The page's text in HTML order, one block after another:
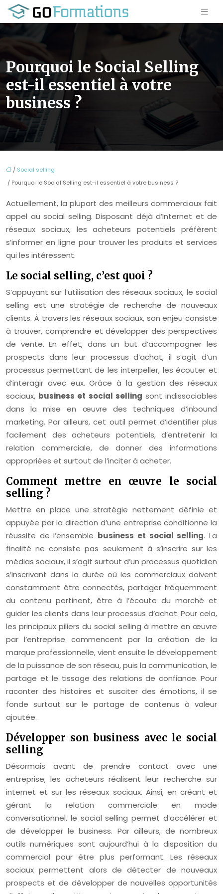
Pourquoi le Social Selling
est-il essentiel à votre
business ?
/ Social selling
/ Pourquoi le Social Selling est-il essentiel à votre business ?
Actuellement, la plupart des meilleurs commerciaux fait
appel au social selling. Disposant déjà d’Internet et de
réseaux sociaux, les acheteurs potentiels préfèrent
s’informer en ligne pour trouver les produits et services
qui les intéressent.
Le social selling, c’est quoi ?
S’appuyant sur l’utilisation des réseaux sociaux, le social
selling est une stratégie de recherche de nouveaux
clients. À travers les réseaux sociaux, son enjeu consiste
à trouver, comprendre et développer des perspectives
de vente. En effet, dans un but d’accompagner les
prospects dans leur processus d’achat, il s’agit d’un
processus permettant de les interpeller, les écouter et
d’interagir avec eux. Grâce à la gestion des réseaux
sociaux, business et social selling sont indissociables
dans la mise en œuvre des techniques d’inbound
marketing. Par ailleurs, cet outil permet d’identifier plus
facilement des acheteurs potentiels, d’entretenir la
relation commerciale, de donner des informations
appropriées et surtout de l’inciter à acheter.
Comment mettre en œuvre le social
selling ?
Mettre en place une stratégie nettement définie et
appuyée par la direction d’une entreprise conditionne la
réussite de l’ensemble business et social selling. La
finalité ne consiste pas seulement à s’inscrire sur les
médias sociaux, il s’agit surtout d’un processus quotidien
s’inscrivant dans la durée où les commerciaux doivent
constamment être connectés, partager fréquemment
du contenu pertinent, être à l’écoute du marché et
guider les clients dans leur processus d’achat. Pour cela,
les principaux piliers du social selling à mettre en œuvre
par l’entreprise commencent par la création de la
marque professionnelle, vient ensuite le développement
de la puissance de son réseau, puis la communication, le
partage et le tissage des relations de confiance. Pour
raconter des histoires et susciter des émotions, il se
fonde surtout sur le partage de contenus à valeur
ajoutée.
Développer son business avec le social
selling
Désormais avant de prendre contact avec une
entreprise, les acheteurs réalisent leur recherche sur
internet et sur les réseaux sociaux. Ainsi, en créant et
gérant la relation commerciale en mode
conversationnel, le social selling permet d’accélérer et
de développer le business. Par ailleurs, de nombreux
outils numériques sont aujourd’hui à la disposition du
commercial pour être plus performant. Les réseaux
sociaux permettent alors de détecter de nouveaux
prospects et de développer de nouvelles opportunités